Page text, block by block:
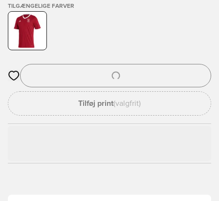
TILGÆNGELIGE FARVER
Åbner en Modal til at logge ind eller tilmelde dig som medlem
Tilføj print(valgfrit)